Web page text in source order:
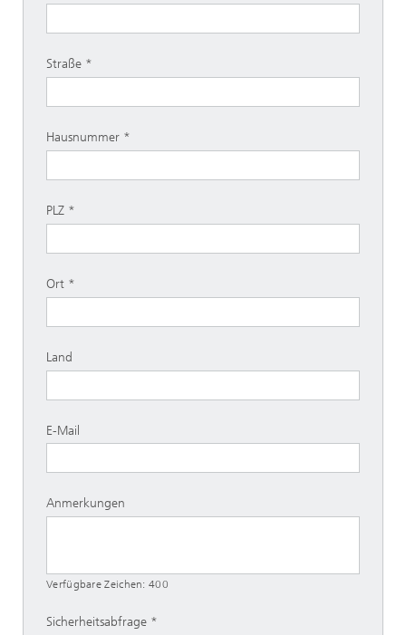
Straße
Hausnummer
PLZ
Ort
Land
E-Mail
Anmerkungen
Verfügbare Zeichen:400
Sicherheitsabfrage